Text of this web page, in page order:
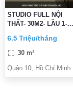
STUDIO FULL NỘI
THẤT- 30M2- LẦU 1-
NGUYỄN TRI
PHƯƠNG vs BÀ HẠT-
6.5 Triệu/tháng
30 m²
Quận 10, Hồ Chí Minh